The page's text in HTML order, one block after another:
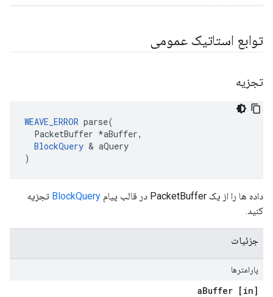
توابع استاتیک عمومی
تجزیه
WEAVE_ERROR parse(
  PacketBuffer *aBuffer,
BlockQuery & aQuery
)
داده ها را از یک PacketBuffer در قالب پیام BlockQuery تجزیه
کنید.
جزئیات
پارامترها
[in] a
Buffer